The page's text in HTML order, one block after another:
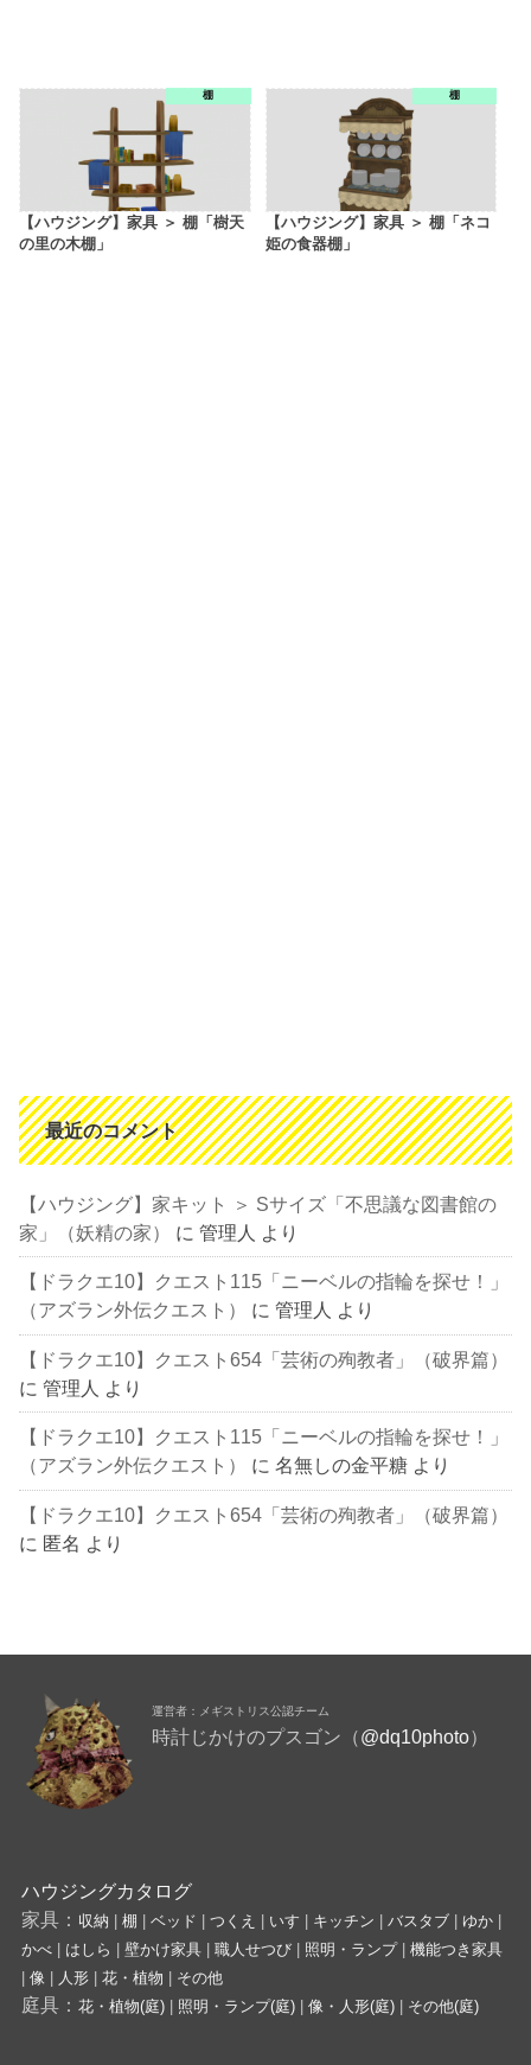
棚
【ハウジング】家具 ＞ 棚「樹天
の里の木棚」
棚
【ハウジング】家具 ＞ 棚「ネコ
姫の食器棚」
最近のコメント
【ハウジング】家キット ＞ Sサイズ「不思議な図書館の
家」（妖精の家）
に管理人 より
【ドラクエ10】クエスト115「ニーベルの指輪を探せ！」
（アズラン外伝クエスト）
に管理人 より
【ドラクエ10】クエスト654「芸術の殉教者」（破界篇）
に管理人 より
【ドラクエ10】クエスト115「ニーベルの指輪を探せ！」
（アズラン外伝クエスト）
に名無しの金平糖 より
【ドラクエ10】クエスト654「芸術の殉教者」（破界篇）
に 匿名 より
運営者：メギストリス公認チーム
時計じかけのプスゴン（@dq10photo）
ハウジングカタログ
家具： 収納 棚 ベッド つくえ いす キッチン バスタブ| ゆか|
かべ| はしら 壁かけ家具| 職人せつび| 照明・ランプ| 機能つき家具
像| 人形| 花・植物 その他
庭具： 花・植物(庭)| 照明・ランプ(庭)| 像・人形(庭) その他(庭)